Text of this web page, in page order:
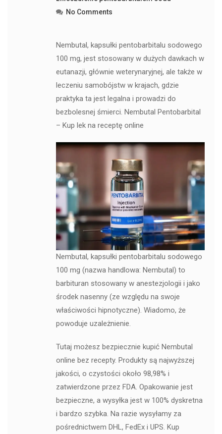
No Comments
Nembutal, kapsułki pentobarbitalu sodowego
100 mg, jest stosowany w dużych dawkach w
eutanazji, głównie weterynaryjnej, ale także w
leczeniu samobójstw w krajach, gdzie
praktyka ta jest legalna i prowadzi do
bezbolesnej śmierci. Nembutal Pentobarbital
– Kup lek na receptę online
Nembutal, kapsułki pentobarbitalu sodowego
100 mg (nazwa handlowa: Nembutal) to
barbituran stosowany w anestezjologii i jako
środek nasenny (ze względu na swoje
właściwości hipnotyczne). Wiadomo, że
powoduje uzależnienie.
Tutaj możesz bezpiecznie kupić Nembutal
online bez recepty. Produkty są najwyższej
jakości, o czystości około 98,98% i
zatwierdzone przez FDA. Opakowanie jest
bezpieczne, a wysyłka jest w 100% dyskretna
i bardzo szybka. Na razie wysyłamy za
pośrednictwem DHL, FedEx i UPS. Kup